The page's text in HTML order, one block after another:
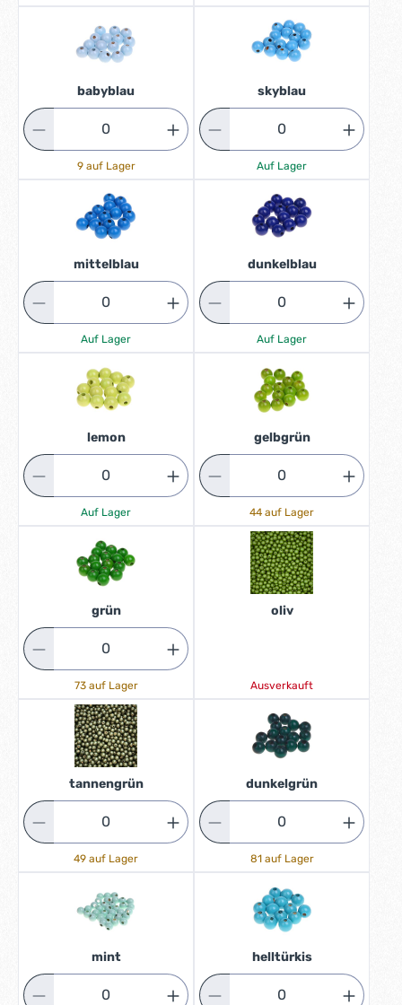
babyblau
9 auf Lager
skyblau
Auf Lager
mittelblau
Auf Lager
dunkelblau
Auf Lager
lemon
Auf Lager
gelbgrün
44 auf Lager
grün
73 auf Lager
oliv
Ausverkauft
tannengrün
49 auf Lager
dunkelgrün
81 auf Lager
mint helltürkis